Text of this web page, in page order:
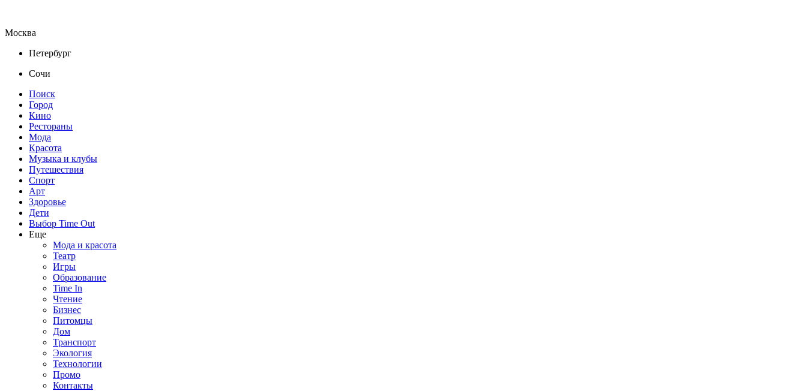
Москва
Петербург
Сочи
Поиск
Город
Кино
Рестораны
Мода
Красота
Музыка и клубы
Путешествия
Спорт
Арт
Здоровье
Дети
Выбор Time Out
Еще
Мода и красота
Театр
Игры
Образование
Time In
Чтение
Бизнес
Питомцы
Дом
Транспорт
Экология
Технологии
Промо
Контакты